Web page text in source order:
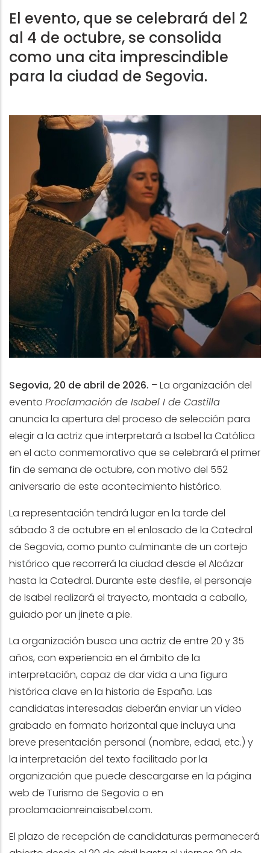
El evento, que se celebrará del 2
al 4 de octubre, se consolida
como una cita imprescindible
para la ciudad de Segovia.
Segovia, 20 de abril de 2026. –La organización del
evento Proclamación de Isabel I de Castilla
anuncia la apertura del proceso de selección para
elegir a la actriz que interpretará a Isabel la Católica
en el acto conmemorativo que se celebrará el primer
fin de semana de octubre, con motivo del 552
aniversario de este acontecimiento histórico.
La representación tendrá lugar en la tarde del
sábado 3 de octubre en el enlosado de la Catedral
de Segovia, como punto culminante de un cortejo
histórico que recorrerá la ciudad desde el Alcázar
hasta la Catedral. Durante este desfile, el personaje
de Isabel realizará el trayecto, montada a caballo,
guiado por un jinete a pie.
La organización busca una actriz de entre 20 y 35
años, con experiencia en el ámbito de la
interpretación, capaz de dar vida a una figura
histórica clave en la historia de España. Las
candidatas interesadas deberán enviar un vídeo
grabado en formato horizontal que incluya una
breve presentación personal (nombre, edad, etc.) y
la interpretación del texto facilitado por la
organización que puede descargarse en la página
web de Turismo de Segovia o en
proclamacionreinaisabel.com.
El plazo de recepción de candidaturas permanecerá